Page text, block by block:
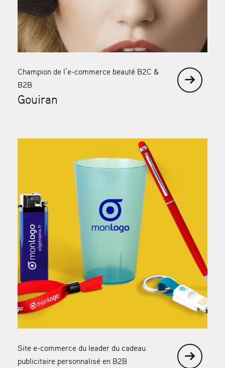
Champion de l’e-commerce beauté B2C &
B2B
Gouiran
Site e-commerce du leader du cadeau
publicitaire personnalisé en B2B